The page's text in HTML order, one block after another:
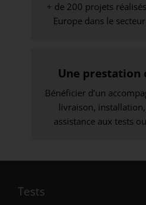
+ de 200 projets
Europe dans le
Une prestation
Bénéficier d’un
livraison,
assistance aux tests
Tests